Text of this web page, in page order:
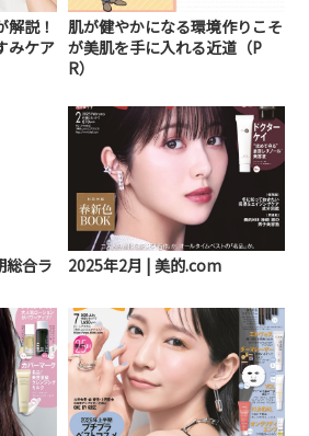
説！
みケア
肌が健やかになる環境作りこそ
が美肌を手に入れる近道（P
R）
総合ラ
2025年2月 | 美的.com